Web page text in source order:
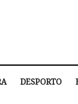
DESPORTO